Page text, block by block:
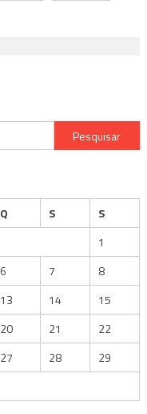
Pesquisar
por:
Q S
S
1
6 7
8
13 14
15
20 21
22
27 28
29